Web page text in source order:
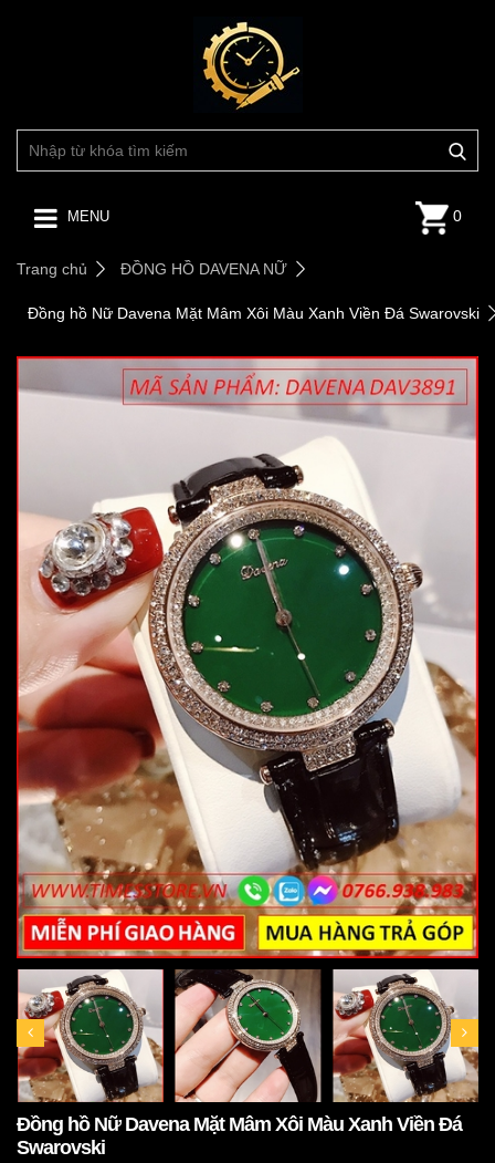
MENU 0
Trang chủ ĐỒNG HỒ DAVENA NỮ
Đồng hồ Nữ Davena Mặt Mâm Xôi Màu Xanh Viền Đá Swarovski
Đồng hồ Nữ Davena Mặt Mâm Xôi Màu Xanh Viền Đá
Swarovski